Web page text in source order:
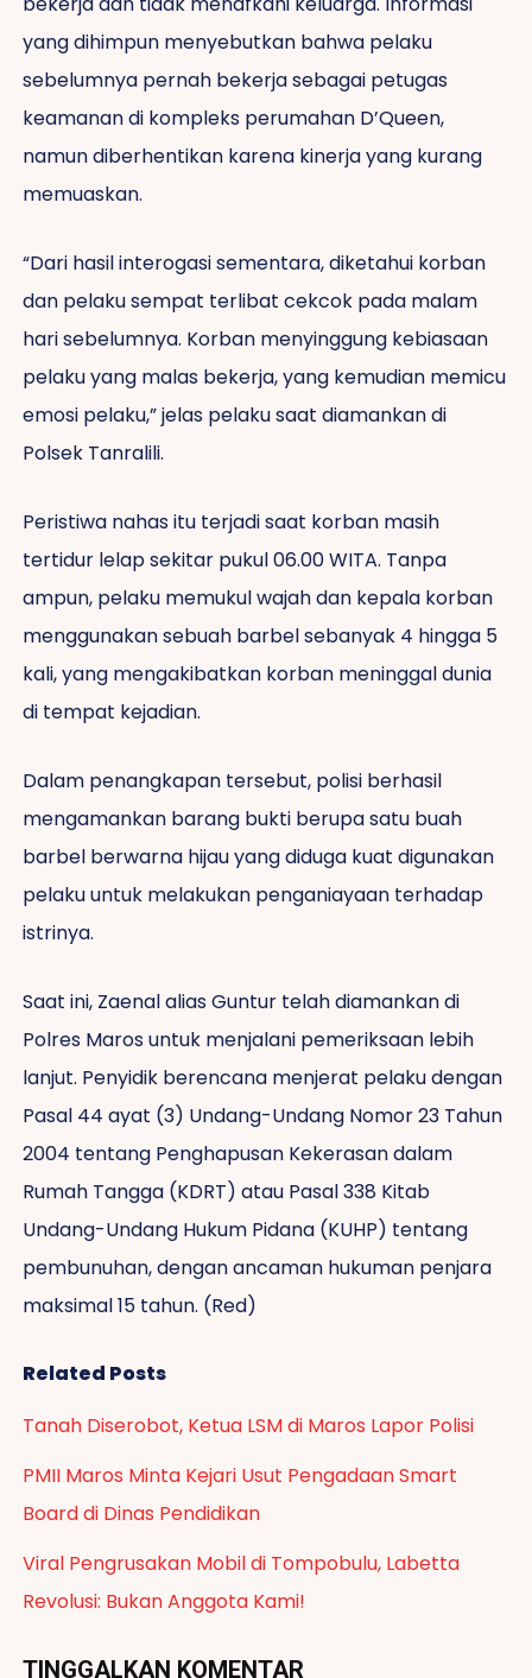
yang dihimpun menyebutkan bahwa pelaku
sebelumnya pernah bekerja sebagai petugas
keamanan di kompleks perumahan D’Queen,
namun diberhentikan karena kinerja yang kurang
memuaskan.
“Dari hasil interogasi sementara, diketahui korban
dan pelaku sempat terlibat cekcok pada malam
hari sebelumnya. Korban menyinggung kebiasaan
pelaku yang malas bekerja, yang kemudian memicu
emosi pelaku,” jelas pelaku saat diamankan di
Polsek Tanralili.
Peristiwa nahas itu terjadi saat korban masih
tertidur lelap sekitar pukul 06.00 WITA. Tanpa
ampun, pelaku memukul wajah dan kepala korban
menggunakan sebuah barbel sebanyak 4 hingga 5
kali, yang mengakibatkan korban meninggal dunia
di tempat kejadian.
Dalam penangkapan tersebut, polisi berhasil
mengamankan barang bukti berupa satu buah
barbel berwarna hijau yang diduga kuat digunakan
pelaku untuk melakukan penganiayaan terhadap
istrinya.
Saat ini, Zaenal alias Guntur telah diamankan di
Polres Maros untuk menjalani pemeriksaan lebih
lanjut. Penyidik berencana menjerat pelaku dengan
Pasal 44 ayat (3) Undang-Undang Nomor 23 Tahun
2004 tentang Penghapusan Kekerasan dalam
Rumah Tangga (KDRT) atau Pasal 338 Kitab
Undang-Undang Hukum Pidana (KUHP) tentang
pembunuhan, dengan ancaman hukuman penjara
maksimal 15 tahun. (Red)
Related Posts
Tanah Diserobot, Ketua LSM di Maros Lapor Polisi
PMII Maros Minta Kejari Usut Pengadaan Smart
Board di Dinas Pendidikan
Viral Pengrusakan Mobil di Tompobulu, Labetta
Revolusi: Bukan Anggota Kami!
TINGGALKAN KOMENTAR